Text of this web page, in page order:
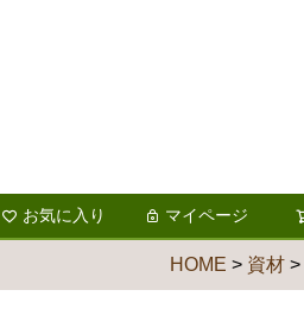
お気に入り マイページ
HOME 資材